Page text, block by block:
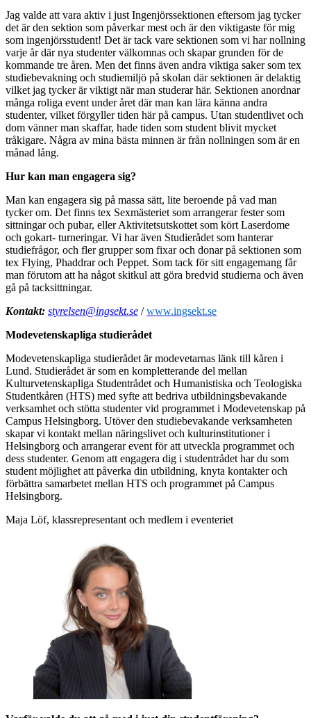
Jag valde att vara aktiv i just Ingenjörssektionen eftersom jag tycker
det är den sektion som påverkar mest och är den viktigaste för mig
som ingenjörsstudent! Det är tack vare sektionen som vi har nollning
varje år där nya studenter välkomnas och skapar grunden för de
kommande tre åren. Men det finns även andra viktiga saker som tex
studiebevakning och studiemiljö på skolan där sektionen är delaktig
vilket jag tycker är viktigt när man studerar här. Sektionen anordnar
många roliga event under året där man kan lära känna andra
studenter, vilket förgyller tiden här på campus. Utan studentlivet och
dom vänner man skaffar, hade tiden som student blivit mycket
tråkigare. Några av mina bästa minnen är från nollningen som är en
månad lång.
Hur kan man engagera sig?
Man kan engagera sig på massa sätt, lite beroende på vad man
tycker om. Det finns tex Sexmästeriet som arrangerar fester som
sittningar och pubar, eller Aktivitetsutskottet som kört Laserdome
och gokart- turneringar. Vi har även Studierådet som hanterar
studiefrågor, och fler grupper som fixar och donar på sektionen som
tex Flying, Phaddrar och Peppet. Som tack för sitt engagemang får
man förutom att ha något skitkul att göra bredvid studierna och även
gå på tacksittningar.
Kontakt: styrelsen@ingsekt.se /www.ingsekt.se
Modevetenskapliga studierådet
Modevetenskapliga studierådet är modevetarnas länk till kåren i
Lund. Studierådet är som en kompletterande del mellan
Kulturvetenskapliga Studentrådet och Humanistiska och Teologiska
Studentkåren (HTS) med syfte att bedriva utbildningsbevakande
verksamhet och stötta studenter vid programmet i Modevetenskap på
Campus Helsingborg. Utöver den studiebevakande verksamheten
skapar vi kontakt mellan näringslivet och kulturinstitutioner i
Helsingborg och arrangerar event för att utveckla programmet och
dess studenter. Genom att engagera dig i studentrådet har du som
student möjlighet att påverka din utbildning, knyta kontakter och
förbättra samarbetet mellan HTS och programmet på Campus
Helsingborg.
Maja Löf, klassrepresentant och medlem i eventeriet